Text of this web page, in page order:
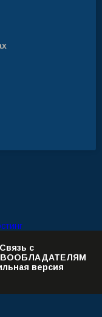
Связь с
версия